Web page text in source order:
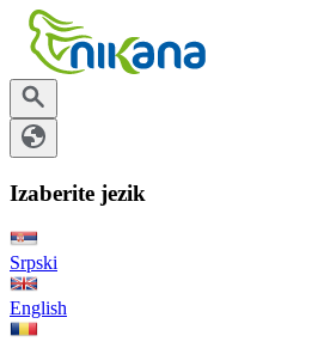
Izaberite jezik
Srpski
English